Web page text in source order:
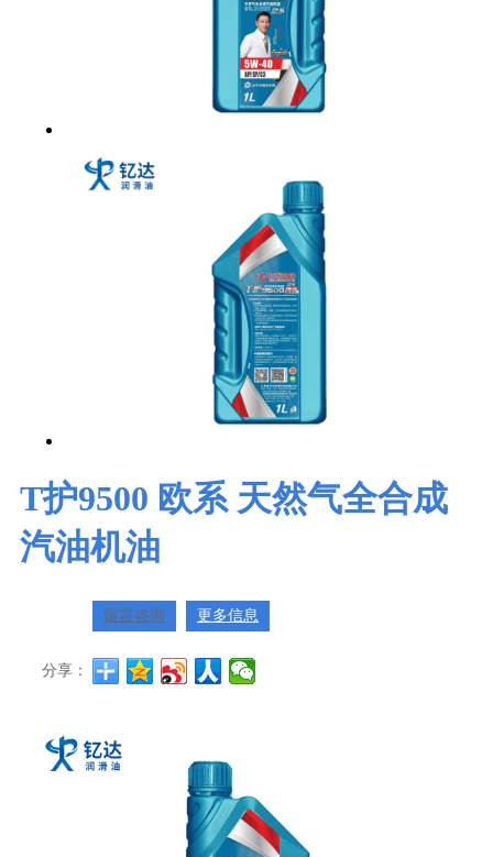
T护9500 欧系 天然气全合成
汽油机油
留言咨询 更多信息
分享：